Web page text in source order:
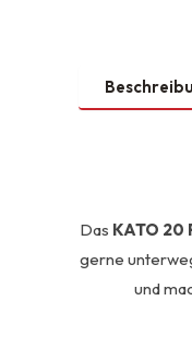
Das KATO 20
gerne
und